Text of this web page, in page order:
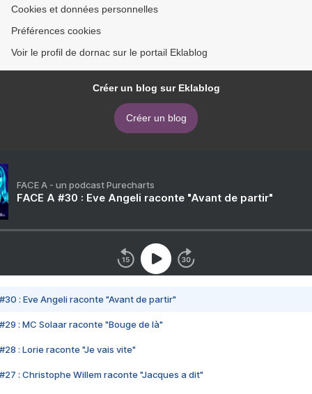
Cookies et données personnelles
Préférences cookies
Voir le profil de dornac sur le portail Eklablog
Créer un blog sur Eklablog
Créer un blog
FACE A - un podcast Purecharts
FACE A #30 : Eve Angeli raconte "Avant de partir"
#30 : Eve Angeli raconte "Avant de partir"
#29 : MC Solaar raconte "Bouge de là"
#28 : Lorie raconte "Je vais vite"
#27 : Christophe Willem raconte "Jacques a dit"